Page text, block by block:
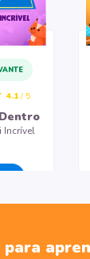
4.1 / 5
Incrível
para